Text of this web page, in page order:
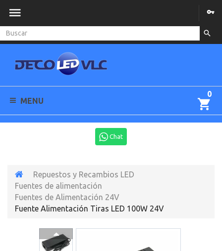
0
MENU
Chat
Repuestos y Recambios LED
Fuentes de alimentación
Fuentes de Alimentación 24V
Fuente Alimentación Tiras LED 100W 24V